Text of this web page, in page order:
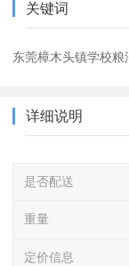
关键词
东莞樟木头镇学校粮
详细说明
是否配送
重量
定价信息